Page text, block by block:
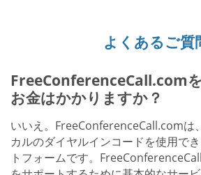
よくあるご質
FreeConferenceCall.com
お金はかかりますか？
いいえ。FreeConferenceCall.comは
カルのダイヤルインコードを使用で
トフォームです。